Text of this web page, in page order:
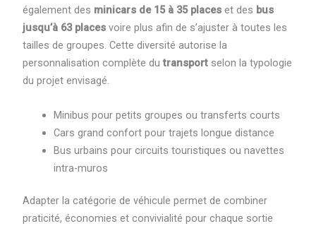
également des minicars de 15 à 35 placeset des bus
jusqu’à 63 placesvoire plus afin de s’ajuster à toutes les
tailles de groupes. Cette diversité autorise la
personnalisation complète dutransportselon la typologie
du projet envisagé.
Minibus pour petits groupes ou transferts courts
Cars grand confort pour trajets longue distance
Bus urbains pour circuits touristiques ou navettes
intra-muros
Adapter la catégorie de véhicule permet de combiner
praticité, économies et convivialité pour chaque sortie